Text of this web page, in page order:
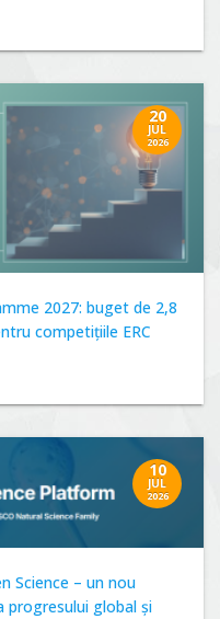
20
JUL
2026
2027: buget de 2,8
competițiile ERC
10
JUL
2026
Science – un nou
global și